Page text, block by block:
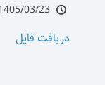
دریافت فایل